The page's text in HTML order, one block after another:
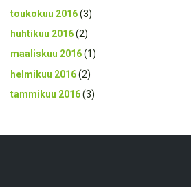
toukokuu 2016(3)
huhtikuu 2016(2)
maaliskuu 2016(1)
helmikuu 2016(2)
tammikuu 2016(3)